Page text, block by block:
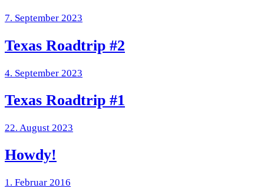
7. September 2023
Texas Roadtrip #2
4. September 2023
Texas Roadtrip #1
22. August 2023
Howdy!
1. Februar 2016